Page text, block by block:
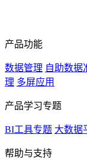
产品功能
数据管理 自助数据
理 多屏应用
产品学习专题
BI工具专题 大数据
帮助与支持